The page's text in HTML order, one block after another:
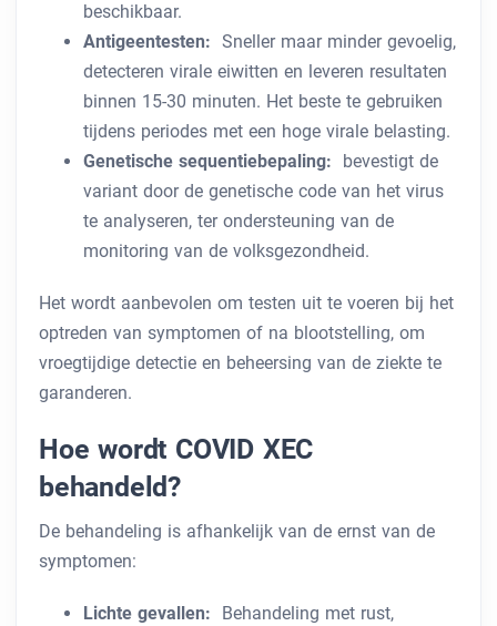
beschikbaar.
Antigeentesten: Sneller maar minder gevoelig,
detecteren virale eiwitten en leveren resultaten
binnen 15-30 minuten. Het beste te gebruiken
tijdens periodes met een hoge virale belasting.
Genetische sequentiebepaling: bevestigt de
variant door de genetische code van het virus
te analyseren, ter ondersteuning van de
monitoring van de volksgezondheid.
Het wordt aanbevolen om testen uit te voeren bij het
optreden van symptomen of na blootstelling, om
vroegtijdige detectie en beheersing van de ziekte te
garanderen.
Hoe wordt COVID XEC
behandeld?
De behandeling is afhankelijk van de ernst van de
symptomen:
Lichte gevallen: Behandeling met rust,